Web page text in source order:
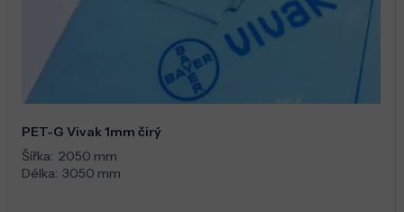
PET-G Vivak 1mm čirý
Šířka: 2050 mm
Délka: 3050 mm